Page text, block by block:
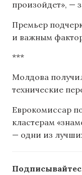
произойдет», —
Премьер
и важным
***
Молдова
технические
Еврокомиссар
кластерам
— одни из